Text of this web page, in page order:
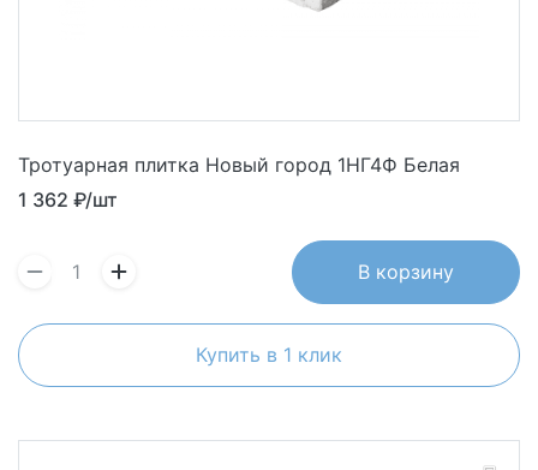
Тротуарная плитка Новый город 1НГ4Ф Белая
1 362 ₽/шт
В корзину
Купить в 1 клик